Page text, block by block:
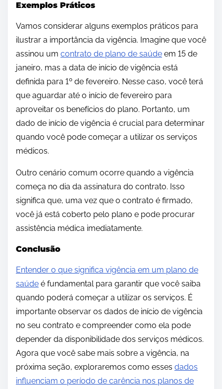
Exemplos Práticos
Vamos considerar alguns exemplos práticos para
ilustrar a importância da vigência. Imagine que você
assinou um contrato de plano de saúde em 15 de
janeiro, mas a data de início de vigência está
definida para 1º de fevereiro. Nesse caso, você terá
que aguardar até o início de fevereiro para
aproveitar os benefícios do plano. Portanto, um
dado de início de vigência é crucial para determinar
quando você pode começar a utilizar os serviços
médicos.
Outro cenário comum ocorre quando a vigência
começa no dia da assinatura do contrato. Isso
significa que, uma vez que o contrato é firmado,
você já está coberto pelo plano e pode procurar
assistência médica imediatamente.
Conclusão
Entender o que significa vigência em um plano de
saúde é fundamental para garantir que você saiba
quando poderá começar a utilizar os serviços. É
importante observar os dados de início de vigência
no seu contrato e compreender como ela pode
depender da disponibilidade dos serviços médicos.
Agora que você sabe mais sobre a vigência, na
próxima seção, exploraremos como esses dados
influenciam o período de carência nos planos de